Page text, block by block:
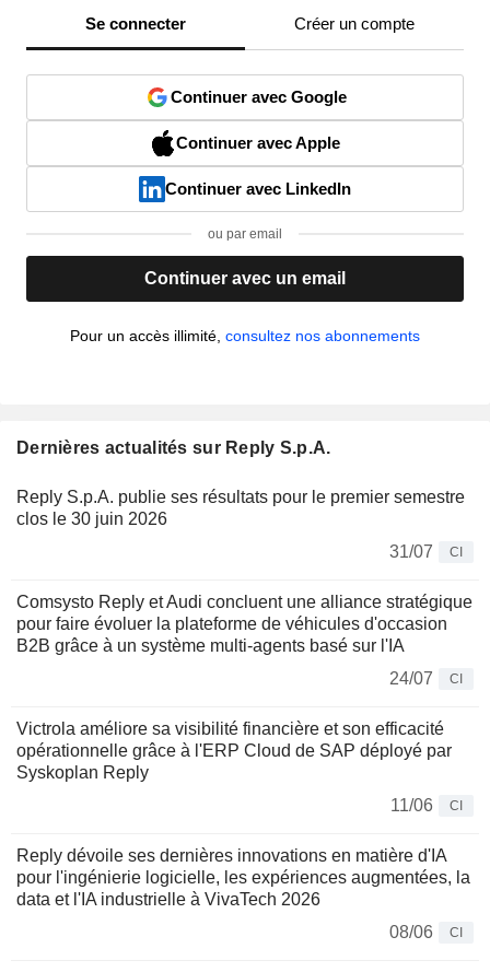
Se connecter Créer un compte
Continuer avec Google
Continuer avec Apple
Continuer avec LinkedIn
ou par email
Continuer avec un email
Pour un accès illimité, consultez nos abonnements
Dernières actualités sur Reply S.p.A.
Reply S.p.A. publie ses résultats pour le premier semestre
clos le 30 juin 2026
31/07
CI
Comsysto Reply et Audi concluent une alliance stratégique
pour faire évoluer la plateforme de véhicules d'occasion
B2B grâce à un système multi-agents basé sur l'IA
24/07
CI
Victrola améliore sa visibilité financière et son efficacité
opérationnelle grâce à l'ERP Cloud de SAP déployé par
Syskoplan Reply
11/06
CI
Reply dévoile ses dernières innovations en matière d'IA
pour l'ingénierie logicielle, les expériences augmentées, la
data et l'IA industrielle à VivaTech 2026
08/06
CI